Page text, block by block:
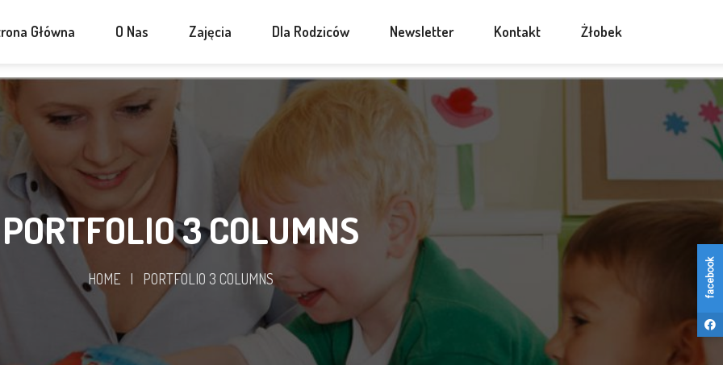
Główna O Nas Zajęcia Dla Rodziców Newsletter Kontakt Żłobek
PORTFOLIO 3 COLUMNS
HOME | PORTFOLIO 3 COLUMNS facebook